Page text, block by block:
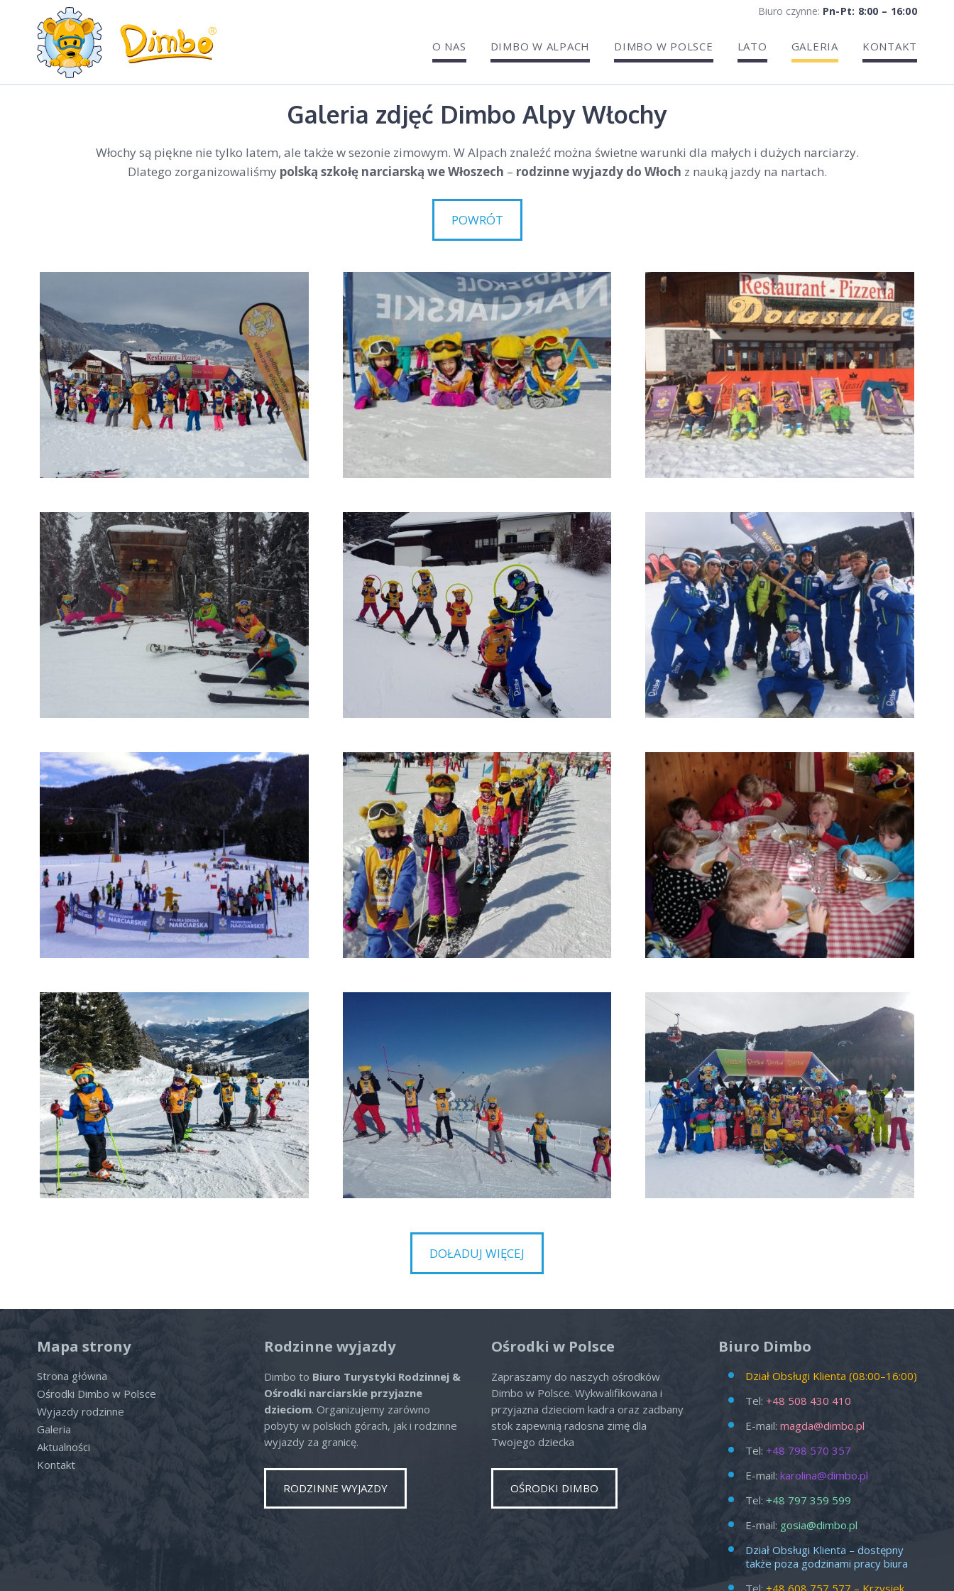
Biuro czynne: Pn-Pt: 8:00 – 16:00
O NAS DIMBO W ALPACH DIMBO W POLSCE LATO GALERIA KONTAKT
Galeria zdjęć Dimbo Alpy Włochy
Włochy są piękne nie tylko latem, ale także w sezonie zimowym. W Alpach znaleźć można świetne warunki dla małych i dużych narciarzy.
Dlatego zorganizowaliśmy polską szkołę narciarską we Włoszech – rodzinne wyjazdy do Włoch z nauką jazdy na nartach.
POWRÓT
Kronplatz Kronplatz
Kronplatz
Kronplatz
Kronplatz
Kronplatz
Kronplatz
Kronplatz
Kronplatz
Kronplatz
Kronplatz
Kronplatz
Kronplatz
Kronplatz
Kronplatz
Kronplatz
Kronplatz
Kronplatz
DOŁADUJ WIĘCEJ
Mapa strony
Strona główna
Ośrodki Dimbo w Polsce
Wyjazdy rodzinne
Galeria
Aktualności
Kontakt
Rodzinne wyjazdy
Dimbo to Biuro Turystyki Rodzinnej &
Ośrodki narciarskie przyjazne
dzieciom. Organizujemy zarówno
pobyty w polskich górach, jak i rodzinne
wyjazdy za granicę.
RODZINNE WYJAZDY
Ośrodki w Polsce
Zapraszamy do naszych ośrodków
Dimbo w Polsce. Wykwalifikowana i
przyjazna dzieciom kadra oraz zadbany
stok zapewnią radosna zimę dla
Twojego dziecka
OŚRODKI DIMBO
Biuro Dimbo
Dział Obsługi Klienta (08:00–16:00)
Tel: +48 508 430 410
E-mail: magda@dimbo.pl
Tel: +48 798 570 357
E-mail: karolina@dimbo.pl
Tel: +48 797 359 599
E-mail: gosia@dimbo.pl
Dział Obsługi Klienta – dostępny
także poza godzinami pracy biura
Tel: +48 608 757 577 – Krzysiek